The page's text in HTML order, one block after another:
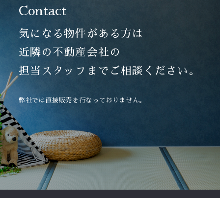
Contact
気になる物件がある方は
近隣の不動産会社の
担当スタッフまでご相談ください。
弊社では直接販売を行なっておりません。